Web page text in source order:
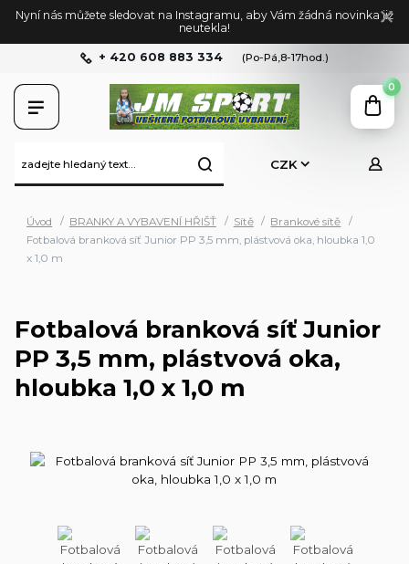
Nyní nás můžete sledovat na Instagramu, aby Vám žádná novinka již
neutekla!
CZK
+ 420 608 883 334 (Po-Pá,8-17hod.)
0
Úvod BRANKY A VYBAVENÍ HŘIŠŤ Sítě
Brankové sítě
Fotbalová branková síť Junior PP 3,5 mm, plástvová oka, hloubka 1,0
x 1,0 m
Fotbalová branková síť Junior
PP 3,5 mm, plástvová oka,
hloubka 1,0 x 1,0 m